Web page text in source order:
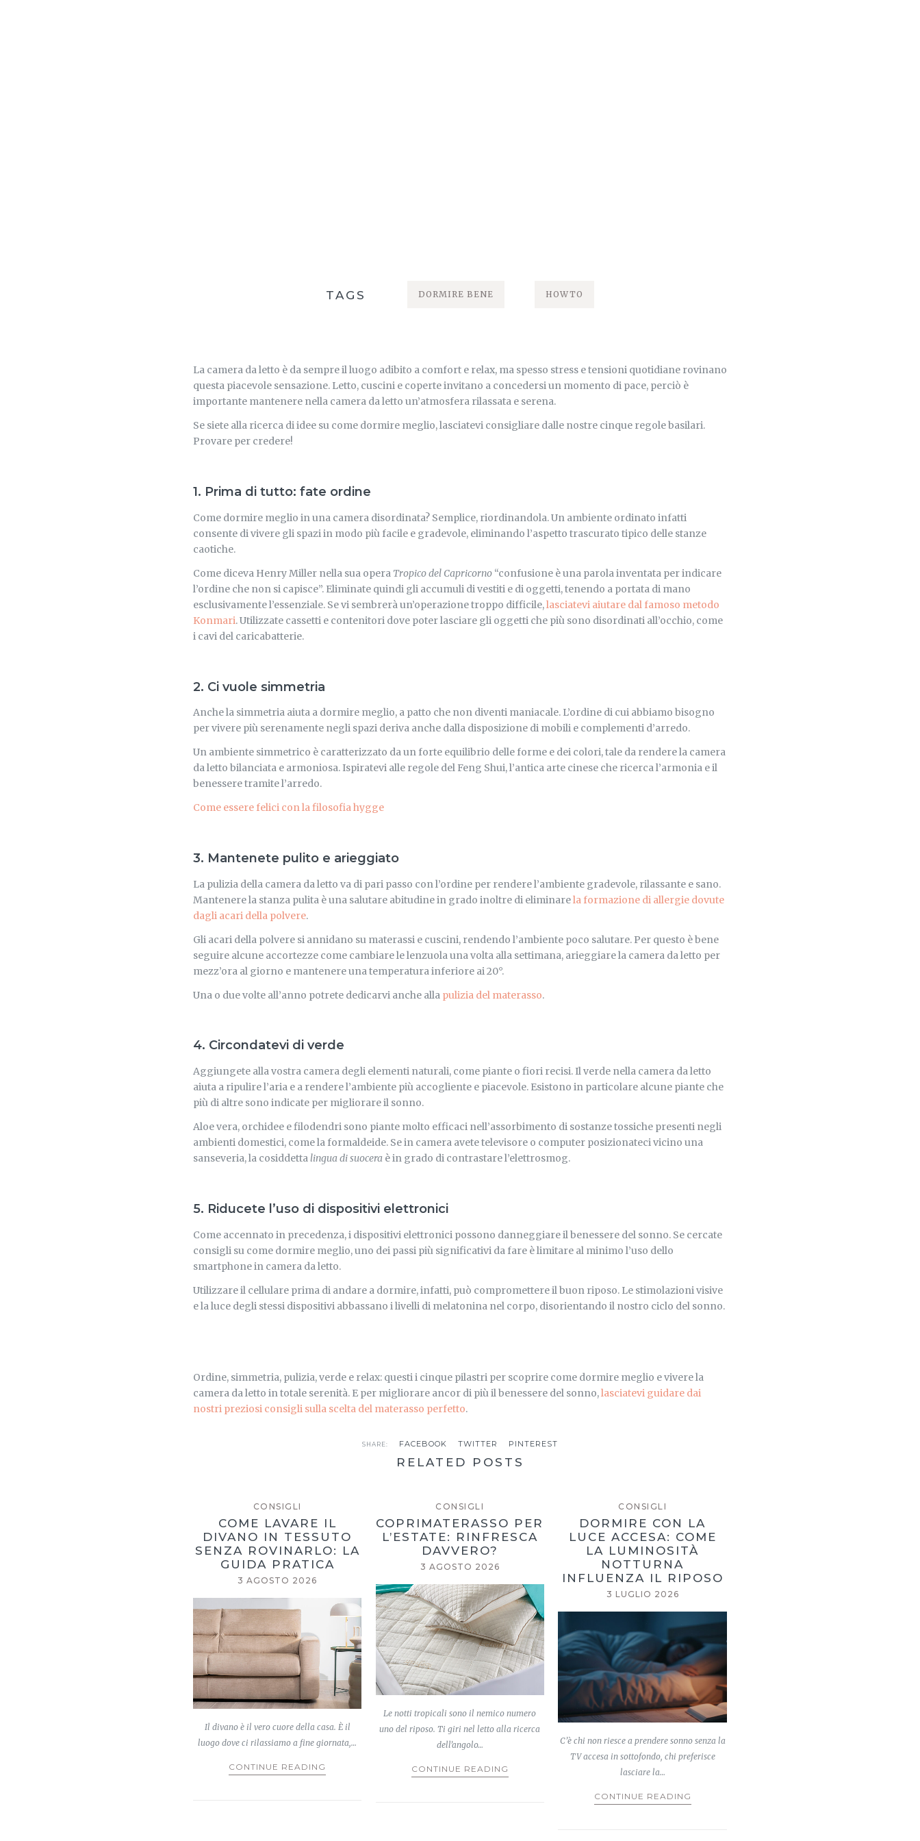
TAGS DORMIRE BENE HOWTO
La camera da letto è da sempre il luogo adibito a comfort e relax, ma spesso stress e tensioni quotidiane rovinano
questa piacevole sensazione. Letto, cuscini e coperte invitano a concedersi un momento di pace, perciò è
importante mantenere nella camera da letto un’atmosfera rilassata e serena.
Se siete alla ricerca di idee su come dormire meglio, lasciatevi consigliare dalle nostre cinque regole basilari.
Provare per credere!
1. Prima di tutto: fate ordine
Come dormire meglio in una camera disordinata? Semplice, riordinandola. Un ambiente ordinato infatti
consente di vivere gli spazi in modo più facile e gradevole, eliminando l’aspetto trascurato tipico delle stanze
caotiche.
Come diceva Henry Miller nella sua opera Tropico del Capricorno “confusione è una parola inventata per indicare
l’ordine che non si capisce”. Eliminate quindi gli accumuli di vestiti e di oggetti, tenendo a portata di mano
esclusivamente l’essenziale. Se vi sembrerà un’operazione troppo difficile,lasciatevi aiutare dal famoso metodo
Konmari. Utilizzate cassetti e contenitori dove poter lasciare gli oggetti che più sono disordinati all’occhio, come
i cavi del caricabatterie.
2. Ci vuole simmetria
Anche la simmetria aiuta a dormire meglio, a patto che non diventi maniacale. L’ordine di cui abbiamo bisogno
per vivere più serenamente negli spazi deriva anche dalla disposizione di mobili e complementi d’arredo.
Un ambiente simmetrico è caratterizzato da un forte equilibrio delle forme e dei colori, tale da rendere la camera
da letto bilanciata e armoniosa. Ispiratevi alle regole del Feng Shui, l’antica arte cinese che ricerca l’armonia e il
benessere tramite l’arredo.
Come essere felici con la filosofia hygge
3. Mantenete pulito e arieggiato
La pulizia della camera da letto va di pari passo con l’ordine per rendere l’ambiente gradevole, rilassante e sano.
Mantenere la stanza pulita è una salutare abitudine in grado inoltre di eliminarela formazione di allergie dovute
dagli acari della polvere.
Gli acari della polvere si annidano su materassi e cuscini, rendendo l’ambiente poco salutare. Per questo è bene
seguire alcune accortezze come cambiare le lenzuola una volta alla settimana, arieggiare la camera da letto per
mezz’ora al giorno e mantenere una temperatura inferiore ai 20°.
Una o due volte all’anno potrete dedicarvi anche alla pulizia del materasso.
4. Circondatevi di verde
Aggiungete alla vostra camera degli elementi naturali, come piante o fiori recisi. Il verde nella camera da letto
aiuta a ripulire l’aria e a rendere l’ambiente più accogliente e piacevole. Esistono in particolare alcune piante che
più di altre sono indicate per migliorare il sonno.
Aloe vera, orchidee e filodendri sono piante molto efficaci nell’assorbimento di sostanze tossiche presenti negli
ambienti domestici, come la formaldeide. Se in camera avete televisore o computer posizionateci vicino una
sanseveria, la cosiddettalingua di suocera è in grado di contrastare l’elettrosmog.
5. Riducete l’uso di dispositivi elettronici
Come accennato in precedenza, i dispositivi elettronici possono danneggiare il benessere del sonno. Se cercate
consigli su come dormire meglio, uno dei passi più significativi da fare è limitare al minimo l’uso dello
smartphone in camera da letto.
Utilizzare il cellulare prima di andare a dormire, infatti, può compromettere il buon riposo. Le stimolazioni visive
e la luce degli stessi dispositivi abbassano i livelli di melatonina nel corpo, disorientando il nostro ciclo del sonno.
Ordine, simmetria, pulizia, verde e relax: questi i cinque pilastri per scoprire come dormire meglio e vivere la
camera da letto in totale serenità. E per migliorare ancor di più il benessere del sonno,lasciatevi guidare dai
nostri preziosi consigli sulla scelta del materasso perfetto.
SHARE: FACEBOOK TWITTER PINTEREST
RELATED POSTS
CONSIGLI
COME LAVARE IL
DIVANO IN TESSUTO
SENZA ROVINARLO: LA
GUIDA PRATICA
3 AGOSTO 2026
Il divano è il vero cuore della casa. È il
luogo dove ci rilassiamo a fine giornata,…
CONTINUE READING
CONSIGLI
COPRIMATERASSO PER
L’ESTATE: RINFRESCA
DAVVERO?
3 AGOSTO 2026
Le notti tropicali sono il nemico numero
uno del riposo. Ti giri nel letto alla ricerca
dell’angolo…
CONTINUE READING
CONSIGLI
DORMIRE CON LA
LUCE ACCESA: COME
LA LUMINOSITÀ
NOTTURNA
INFLUENZA IL RIPOSO
3 LUGLIO 2026
C’è chi non riesce a prendere sonno senza la
TV accesa in sottofondo, chi preferisce
lasciare la…
CONTINUE READING